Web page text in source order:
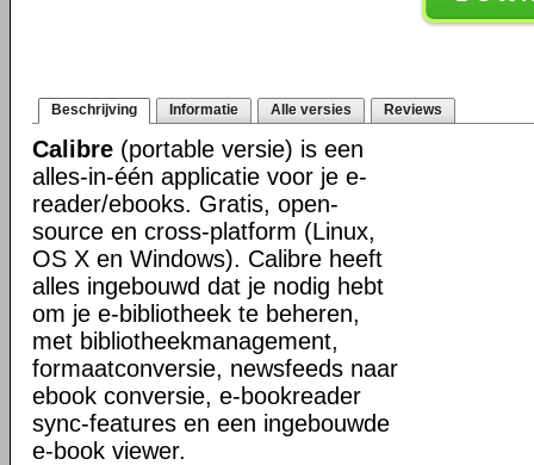
Beschrijving Informatie Alle versies Reviews
Calibre (portable versie) is een
alles-in-één applicatie voor je e-
reader/ebooks. Gratis, open-
source en cross-platform (Linux,
OS X en Windows). Calibre heeft
alles ingebouwd dat je nodig hebt
om je e-bibliotheek te beheren,
met bibliotheekmanagement,
formaatconversie, newsfeeds naar
ebook conversie, e-bookreader
sync-features en een ingebouwde
e-book viewer.